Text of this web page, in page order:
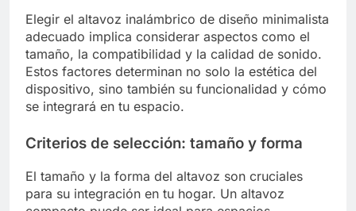
Elegir el altavoz inalámbrico de diseño minimalista
adecuado implica considerar aspectos como el
tamaño, la compatibilidad y la calidad de sonido.
Estos factores determinan no solo la estética del
dispositivo, sino también su funcionalidad y cómo
se integrará en tu espacio.
Criterios de selección: tamaño y forma
El tamaño y la forma del altavoz son cruciales
para su integración en tu hogar. Un altavoz